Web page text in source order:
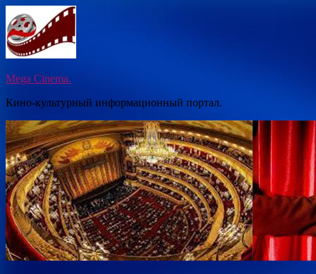
Перейти
к
содержимому
Mega Cinema.
Кино-культурный информационный портал.